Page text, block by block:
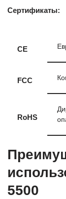
Сертификаты:
CE
FCC
RoHS
5500